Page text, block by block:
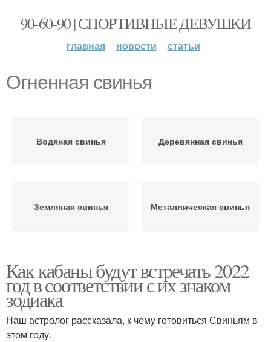
90-60-90 | СПОРТИВНЫЕ ДЕВУШКИ
главная новости статьи
Огненная свинья
Водяная свинья Деревянная свинья
Земляная свинья Металлическая свинья
Как кабаны будут встречать 2022
год в соответствии с их знаком
зодиака
Наш астролог рассказала, к чему готовиться Свиньям в
этом году.